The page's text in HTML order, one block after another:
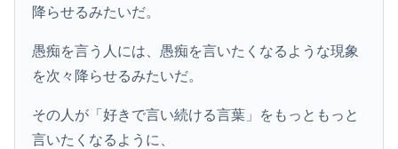
降らせるみたいだ。
愚痴を言う人には、愚痴を言いたくなるような現象
を次々降らせるみたいだ。
その人が「好きで言い続ける言葉」をもっともっと
言いたくなるように、